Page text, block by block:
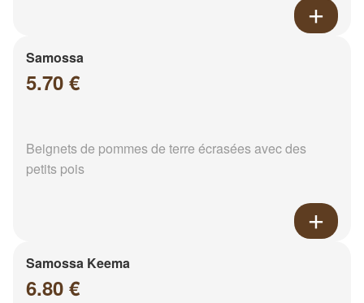
Samossa
5.70 €
Beignets de pommes de terre écrasées avec des
petits pois
Samossa Keema
6.80 €